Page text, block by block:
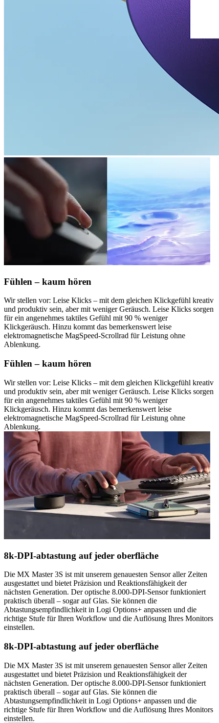
Fühlen – kaum hören
Wir stellen vor: Leise Klicks – mit dem gleichen Klickgefühl kreativ
und produktiv sein, aber mit weniger Geräusch. Leise Klicks sorgen
für ein angenehmes taktiles Gefühl mit 90 % weniger
Klickgeräusch. Hinzu kommt das bemerkenswert leise
elektromagnetische MagSpeed-Scrollrad für Leistung ohne
Ablenkung.
Fühlen – kaum hören
Wir stellen vor: Leise Klicks – mit dem gleichen Klickgefühl kreativ
und produktiv sein, aber mit weniger Geräusch. Leise Klicks sorgen
für ein angenehmes taktiles Gefühl mit 90 % weniger
Klickgeräusch. Hinzu kommt das bemerkenswert leise
elektromagnetische MagSpeed-Scrollrad für Leistung ohne
Ablenkung.
8k-DPI-abtastung auf jeder oberfläche
Die MX Master 3S ist mit unserem genauesten Sensor aller Zeiten
ausgestattet und bietet Präzision und Reaktionsfähigkeit der
nächsten Generation. Der optische 8.000-DPI-Sensor funktioniert
praktisch überall – sogar auf Glas. Sie können die
Abtastungsempfindlichkeit in Logi Options+ anpassen und die
richtige Stufe für Ihren Workflow und die Auflösung Ihres Monitors
einstellen.
8k-DPI-abtastung auf jeder oberfläche
Die MX Master 3S ist mit unserem genauesten Sensor aller Zeiten
ausgestattet und bietet Präzision und Reaktionsfähigkeit der
nächsten Generation. Der optische 8.000-DPI-Sensor funktioniert
praktisch überall – sogar auf Glas. Sie können die
Abtastungsempfindlichkeit in Logi Options+ anpassen und die
richtige Stufe für Ihren Workflow und die Auflösung Ihres Monitors
einstellen.